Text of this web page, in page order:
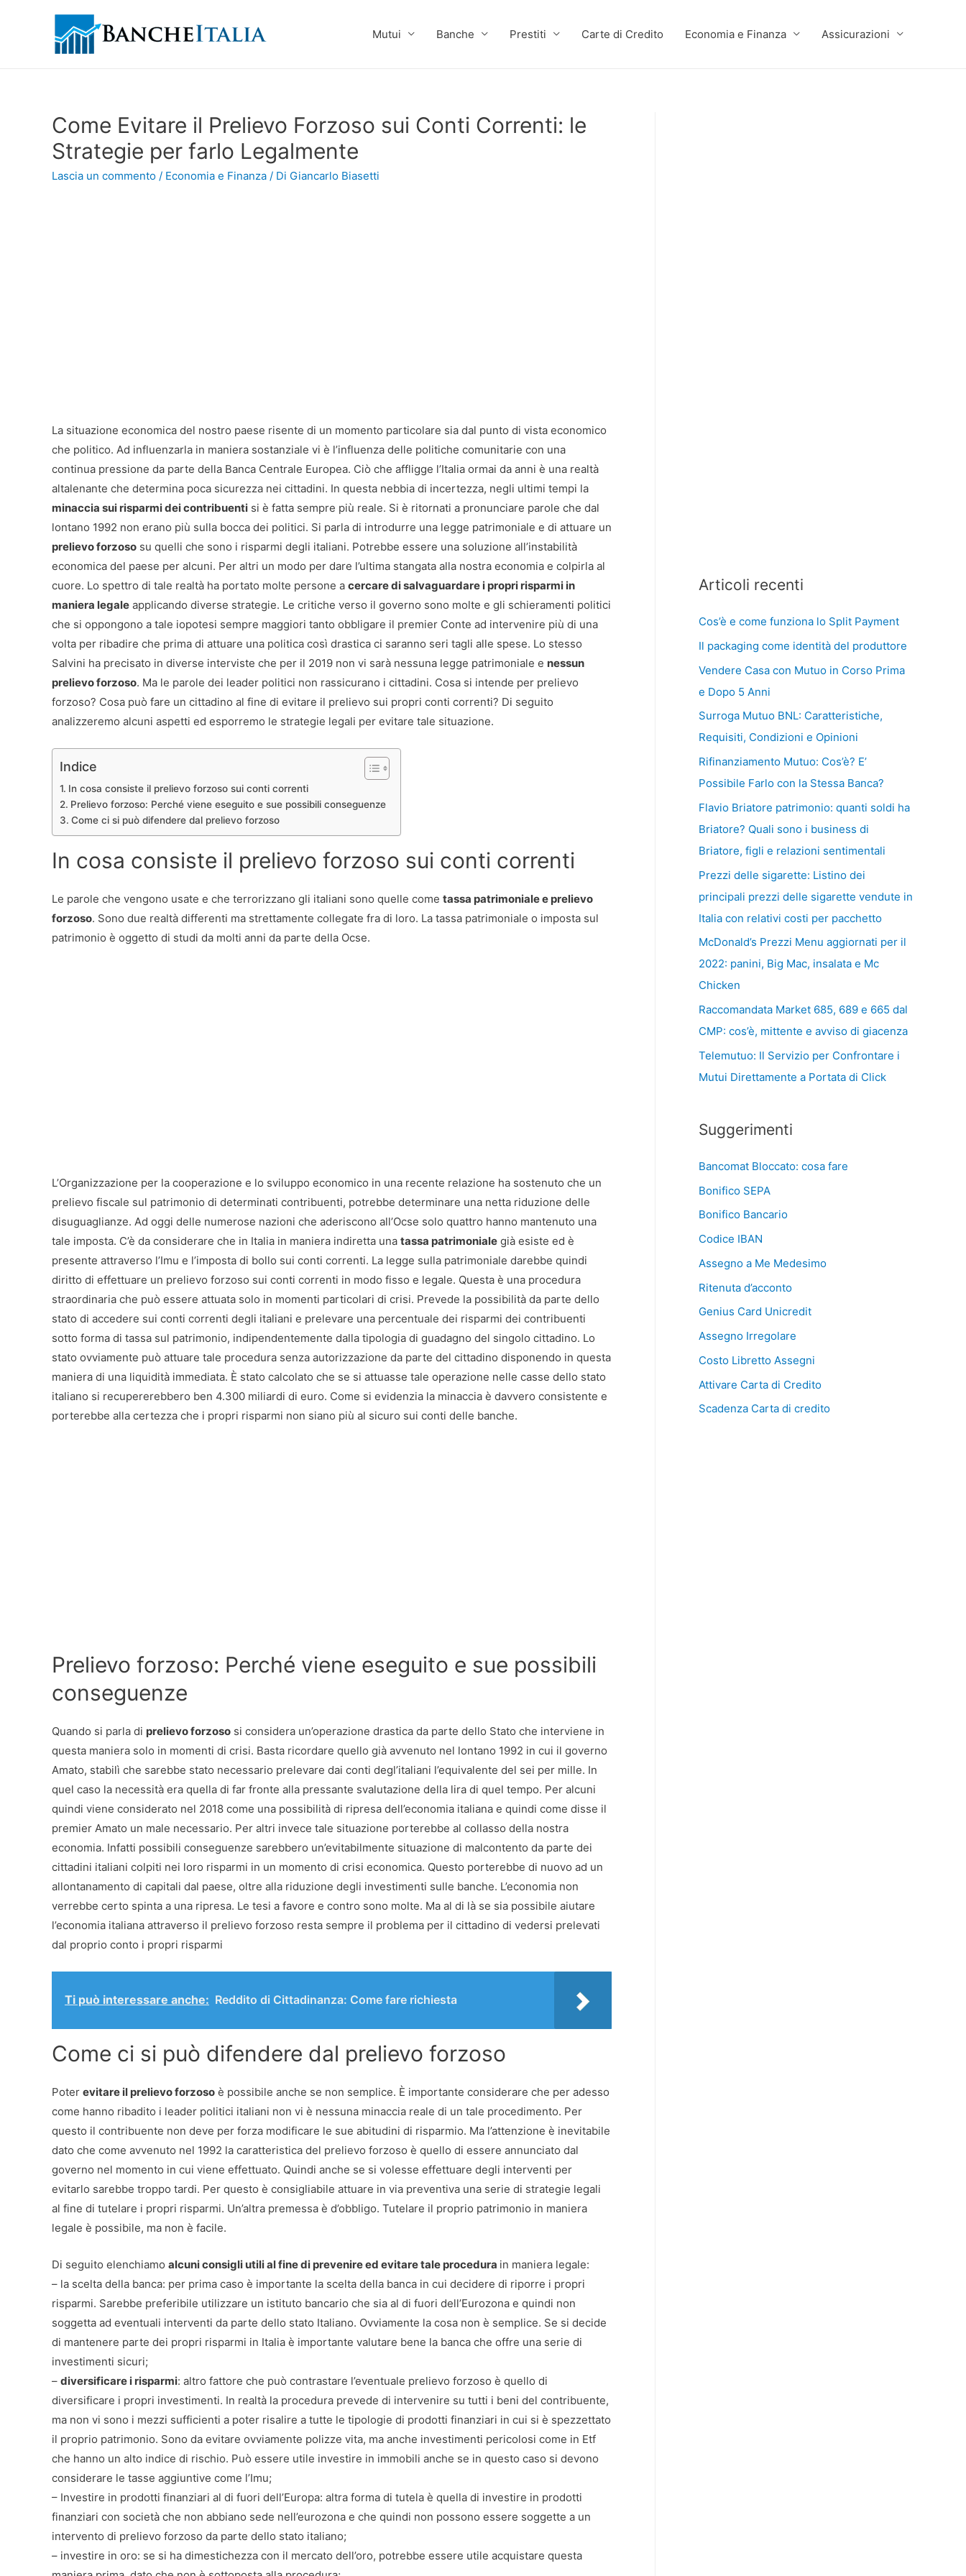
Mutui Banche Prestiti Carte di Credito Economia e Finanza Assicurazioni
Come Evitare il Prelievo Forzoso sui Conti Correnti: le
Strategie per farlo Legalmente
Lascia un commento / Economia e Finanza / Di Giancarlo Biasetti
La situazione economica del nostro paese risente di un momento particolare sia dal punto di vista economico
che politico. Ad influenzarla in maniera sostanziale vi è l’influenza delle politiche comunitarie con una
continua pressione da parte della Banca Centrale Europea. Ciò che affligge l’Italia ormai da anni è una realtà
altalenante che determina poca sicurezza nei cittadini. In questa nebbia di incertezza, negli ultimi tempi la
minaccia sui risparmi dei contribuenti si è fatta sempre più reale. Si è ritornati a pronunciare parole che dal
lontano 1992 non erano più sulla bocca dei politici. Si parla di introdurre una legge patrimoniale e di attuare un
prelievo forzoso su quelli che sono i risparmi degli italiani. Potrebbe essere una soluzione all’instabilità
economica del paese per alcuni. Per altri un modo per dare l’ultima stangata alla nostra economia e colpirla al
cuore. Lo spettro di tale realtà ha portato molte persone a cercare di salvaguardare i propri risparmi in
maniera legale applicando diverse strategie. Le critiche verso il governo sono molte e gli schieramenti politici
che si oppongono a tale iopotesi sempre maggiori tanto obbligare il premier Conte ad intervenire più di una
volta per ribadire che prima di attuare una politica così drastica ci saranno seri tagli alle spese. Lo stesso
Salvini ha precisato in diverse interviste che per il 2019 non vi sarà nessuna legge patrimoniale e nessun
prelievo forzoso. Ma le parole dei leader politici non rassicurano i cittadini. Cosa si intende per prelievo
forzoso? Cosa può fare un cittadino al fine di evitare il prelievo sui propri conti correnti? Di seguito
analizzeremo alcuni aspetti ed esporremo le strategie legali per evitare tale situazione.
Indice
In cosa consiste il prelievo forzoso sui conti correnti
Prelievo forzoso: Perché viene eseguito e sue possibili conseguenze
Come ci si può difendere dal prelievo forzoso
In cosa consiste il prelievo forzoso sui conti correnti
Le parole che vengono usate e che terrorizzano gli italiani sono quelle come tassa patrimoniale e prelievo
forzoso. Sono due realtà differenti ma strettamente collegate fra di loro. La tassa patrimoniale o imposta sul
patrimonio è oggetto di studi da molti anni da parte della Ocse.
L’Organizzazione per la cooperazione e lo sviluppo economico in una recente relazione ha sostenuto che un
prelievo fiscale sul patrimonio di determinati contribuenti, potrebbe determinare una netta riduzione delle
disuguaglianze. Ad oggi delle numerose nazioni che aderiscono all’Ocse solo quattro hanno mantenuto una
tale imposta. C’è da considerare che in Italia in maniera indiretta una tassa patrimoniale già esiste ed è
presente attraverso l’Imu e l’imposta di bollo sui conti correnti. La legge sulla patrimoniale darebbe quindi
diritto di effettuare un prelievo forzoso sui conti correnti in modo fisso e legale. Questa è una procedura
straordinaria che può essere attuata solo in momenti particolari di crisi. Prevede la possibilità da parte dello
stato di accedere sui conti correnti degli italiani e prelevare una percentuale dei risparmi dei contribuenti
sotto forma di tassa sul patrimonio, indipendentemente dalla tipologia di guadagno del singolo cittadino. Lo
stato ovviamente può attuare tale procedura senza autorizzazione da parte del cittadino disponendo in questa
maniera di una liquidità immediata. È stato calcolato che se si attuasse tale operazione nelle casse dello stato
italiano si recupererebbero ben 4.300 miliardi di euro. Come si evidenzia la minaccia è davvero consistente e
porterebbe alla certezza che i propri risparmi non siano più al sicuro sui conti delle banche.
Prelievo forzoso: Perché viene eseguito e sue possibili
conseguenze
Quando si parla di prelievo forzoso si considera un’operazione drastica da parte dello Stato che interviene in
questa maniera solo in momenti di crisi. Basta ricordare quello già avvenuto nel lontano 1992 in cui il governo
Amato, stabilì che sarebbe stato necessario prelevare dai conti degl’italiani l’equivalente del sei per mille. In
quel caso la necessità era quella di far fronte alla pressante svalutazione della lira di quel tempo. Per alcuni
quindi viene considerato nel 2018 come una possibilità di ripresa dell’economia italiana e quindi come disse il
premier Amato un male necessario. Per altri invece tale situazione porterebbe al collasso della nostra
economia. Infatti possibili conseguenze sarebbero un’evitabilmente situazione di malcontento da parte dei
cittadini italiani colpiti nei loro risparmi in un momento di crisi economica. Questo porterebbe di nuovo ad un
allontanamento di capitali dal paese, oltre alla riduzione degli investimenti sulle banche. L’economia non
verrebbe certo spinta a una ripresa. Le tesi a favore e contro sono molte. Ma al di là se sia possibile aiutare
l’economia italiana attraverso il prelievo forzoso resta sempre il problema per il cittadino di vedersi prelevati
dal proprio conto i propri risparmi
Ti può interessare anche: Reddito di Cittadinanza: Come fare richiesta
Come ci si può difendere dal prelievo forzoso
Poter evitare il prelievo forzoso è possibile anche se non semplice. È importante considerare che per adesso
come hanno ribadito i leader politici italiani non vi è nessuna minaccia reale di un tale procedimento. Per
questo il contribuente non deve per forza modificare le sue abitudini di risparmio. Ma l’attenzione è inevitabile
dato che come avvenuto nel 1992 la caratteristica del prelievo forzoso è quello di essere annunciato dal
governo nel momento in cui viene effettuato. Quindi anche se si volesse effettuare degli interventi per
evitarlo sarebbe troppo tardi. Per questo è consigliabile attuare in via preventiva una serie di strategie legali
al fine di tutelare i propri risparmi. Un’altra premessa è d’obbligo. Tutelare il proprio patrimonio in maniera
legale è possibile, ma non è facile.
Di seguito elenchiamo alcuni consigli utili al fine di prevenire ed evitare tale procedura in maniera legale:
– la scelta della banca: per prima caso è importante la scelta della banca in cui decidere di riporre i propri
risparmi. Sarebbe preferibile utilizzare un istituto bancario che sia al di fuori dell’Eurozona e quindi non
soggetta ad eventuali interventi da parte dello stato Italiano. Ovviamente la cosa non è semplice. Se si decide
di mantenere parte dei propri risparmi in Italia è importante valutare bene la banca che offre una serie di
investimenti sicuri;
– diversificare i risparmi: altro fattore che può contrastare l’eventuale prelievo forzoso è quello di
diversificare i propri investimenti. In realtà la procedura prevede di intervenire su tutti i beni del contribuente,
ma non vi sono i mezzi sufficienti a poter risalire a tutte le tipologie di prodotti finanziari in cui si è spezzettato
il proprio patrimonio. Sono da evitare ovviamente polizze vita, ma anche investimenti pericolosi come in Etf
che hanno un alto indice di rischio. Può essere utile investire in immobili anche se in questo caso si devono
considerare le tasse aggiuntive come l’Imu;
– Investire in prodotti finanziari al di fuori dell’Europa: altra forma di tutela è quella di investire in prodotti
finanziari con società che non abbiano sede nell’eurozona e che quindi non possono essere soggette a un
intervento di prelievo forzoso da parte dello stato italiano;
– investire in oro: se si ha dimestichezza con il mercato dell’oro, potrebbe essere utile acquistare questa
Articoli recenti
Cos’è e come funziona lo Split Payment
Il packaging come identità del produttore
Vendere Casa con Mutuo in Corso Prima
e Dopo 5 Anni
Surroga Mutuo BNL: Caratteristiche,
Requisiti, Condizioni e Opinioni
Rifinanziamento Mutuo: Cos’è? E’
Possibile Farlo con la Stessa Banca?
Flavio Briatore patrimonio: quanti soldi ha
Briatore? Quali sono i business di
Briatore, figli e relazioni sentimentali
Prezzi delle sigarette: Listino dei
principali prezzi delle sigarette vendute in
Italia con relativi costi per pacchetto
McDonald’s Prezzi Menu aggiornati per il
2022: panini, Big Mac, insalata e Mc
Chicken
Raccomandata Market 685, 689 e 665 dal
CMP: cos’è, mittente e avviso di giacenza
Telemutuo: Il Servizio per Confrontare i
Mutui Direttamente a Portata di Click
Suggerimenti
Bancomat Bloccato: cosa fare
Bonifico SEPA
Bonifico Bancario
Codice IBAN
Assegno a Me Medesimo
Ritenuta d’acconto
Genius Card Unicredit
Assegno Irregolare
Costo Libretto Assegni
Attivare Carta di Credito
Scadenza Carta di credito